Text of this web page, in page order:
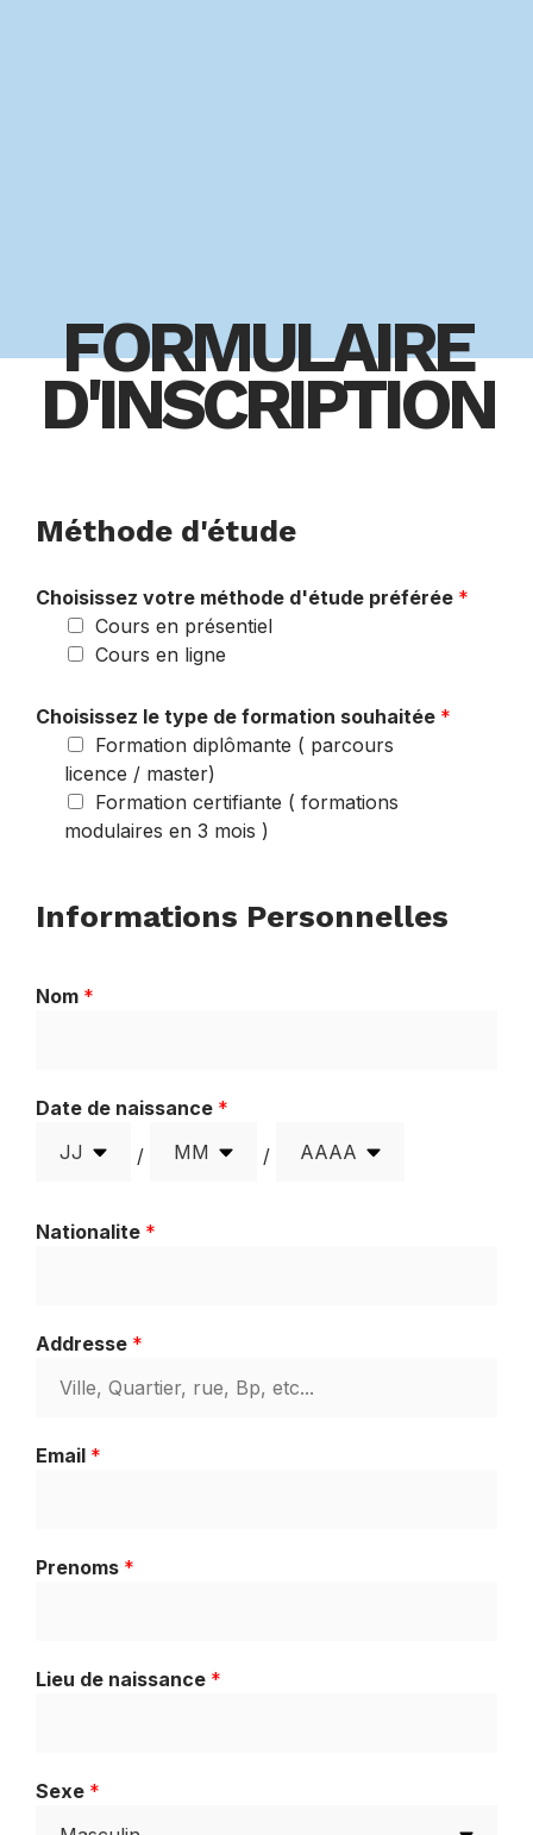
FORMULAIRE
D'INSCRIPTION
Méthode d'étude
Choisissez votre méthode d'étude préférée *
Cours en présentiel
Cours en ligne
Choisissez le type de formation souhaitée *
Formation diplômante ( parcours
licence / master)
Formation certifiante ( formations
modulaires en 3 mois )
Informations Personnelles
Nom *
Date de naissance *
/ /
Nationalite *
Addresse *
Email *
Prenoms *
Lieu de naissance *
Sexe *